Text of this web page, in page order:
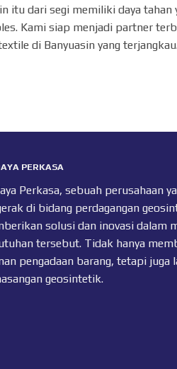
itu dari segi memiliki daya
Kami siap menjadi partner
di Banyuasin yang terjangkau.
PERKASA
Perkasa, sebuah perusahaan
di bidang perdagangan
solusi dan inovasi dalam
tersebut. Tidak hanya
pengadaan barang, tetapi juga
geosintetik.